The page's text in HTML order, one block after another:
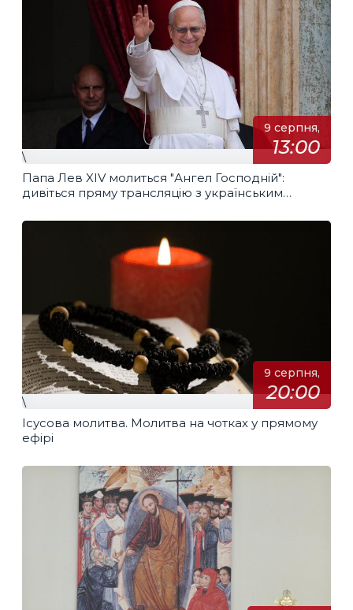
9 серпня,
13:00
\
Папа Лев XIV молиться "Ангел Господній":
дивіться пряму трансляцію з українським
9 серпня,
20:00
\
Ісусова молитва. Молитва на чотках у прямому
ефірі